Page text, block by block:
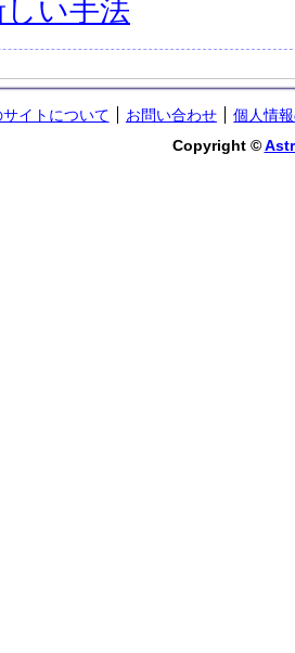
い手法
サイトについて お問い合わせ
個人情
Copyright ©